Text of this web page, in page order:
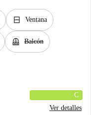
window_closed Ventana
balcony Balcón
C
Ver detalles